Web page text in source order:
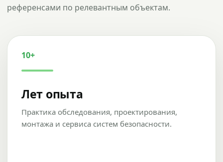
референсами по релевантным объектам.
10+
Лет опыта
Практика обследования, проектирования,
монтажа и сервиса систем безопасности.